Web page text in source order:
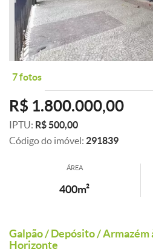
7 fotos
R$ 1.800.000,00
IPTU: R$ 500,00
Código do imóvel: 291839
ÁREA
400m²
Galpão / Depósito / Armazém
Horizonte